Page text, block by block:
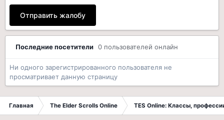
Отправить жалобу
Последние посетители 0 пользователей онлайн
Ни одного зарегистрированного пользователя не
просматривает данную страницу
Главная The Elder Scrolls Online TES Online: Классы,